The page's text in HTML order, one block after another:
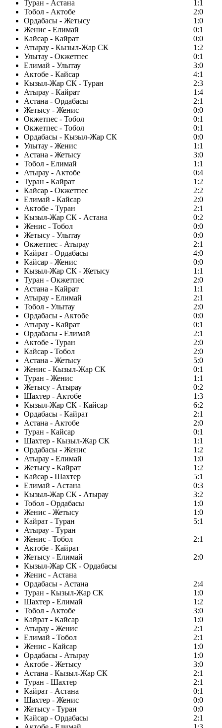
Туран - Астана
1:1
Тобол - Актобе
2:0
Ордабасы - Жетысу
1:0
Женис - Елимай
0:1
Кайсар - Кайрат
0:0
Атырау - Кызыл-Жар СК
1:2
Улытау - Окжетпес
0:1
Елимай - Улытау
3:0
Актобе - Кайсар
4:1
Кызыл-Жар СК - Туран
2:3
Атырау - Кайрат
1:4
Астана - Ордабасы
2:1
Жетысу - Женис
0:0
Окжетпес - Тобол
0:1
Окжетпес - Тобол
0:1
Ордабасы - Кызыл-Жар СК
0:0
Улытау - Женис
1:1
Астана - Жетысу
3:0
Тобол - Елимай
1:1
Атырау - Актобе
0:4
Туран - Кайрат
1:2
Кайсар - Окжетпес
2:2
Елимай - Кайсар
2:0
Актобе - Туран
2:1
Кызыл-Жар СК - Астана
0:2
Женис - Тобол
0:0
Жетысу - Улытау
0:0
Окжетпес - Атырау
2:1
Кайрат - Ордабасы
4:0
Кайсар - Женис
0:0
Кызыл-Жар СК - Жетысу
1:1
Туран - Окжетпес
2:0
Астана - Кайрат
1:1
Атырау - Елимай
2:1
Тобол - Улытау
2:0
Ордабасы - Актобе
0:0
Атырау - Кайрат
0:1
Ордабасы - Елимай
2:1
Актобе - Туран
2:0
Кайсар - Тобол
2:0
Астана - Жетысу
5:0
Женис - Кызыл-Жар СК
0:1
Туран - Женис
1:1
Жетысу - Атырау
0:2
Шахтер - Актобе
1:3
Кызыл-Жар СК - Кайсар
6:2
Ордабасы - Кайрат
2:1
Астана - Актобе
2:0
Туран - Кайсар
0:1
Шахтер - Кызыл-Жар СК
1:1
Ордабасы - Женис
1:2
Атырау - Елимай
1:0
Жетысу - Кайрат
1:2
Кайсар - Шахтер
5:1
Елимай - Астана
0:3
Кызыл-Жар СК - Атырау
3:2
Тобол - Ордабасы
1:0
Женис - Жетысу
1:0
Кайрат - Туран
5:1
Атырау - Туран
Женис - Тобол
2:1
Актобе - Кайрат
Жетысу - Елимай
2:0
Кызыл-Жар СК - Ордабасы
Женис - Астана
Ордабасы - Астана
2:4
Туран - Кызыл-Жар СК
1:0
Шахтер - Елимай
1:2
Тобол - Актобе
3:0
Кайрат - Кайсар
1:0
Атырау - Женис
2:1
Елимай - Тобол
2:1
Женис - Кайсар
1:0
Ордабасы - Атырау
1:0
Актобе - Жетысу
3:0
Астана - Кызыл-Жар СК
2:1
Туран - Шахтер
2:1
Кайрат - Астана
0:1
Шахтер - Женис
0:0
Жетысу - Туран
0:0
Кайсар - Ордабасы
2:1